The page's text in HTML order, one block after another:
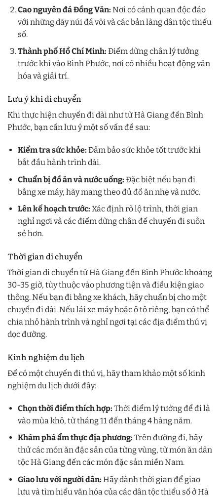
Cao nguyên đá Đồng Văn: Nơi có cảnh quan độc đáo
với những dãy núi đá vôi và các bản làng dân tộc thiểu
số.
Thành phố Hồ Chí Minh: Điểm dừng chân lý tưởng
trước khi vào Bình Phước, nơi có nhiều hoạt động văn
hóa và giải trí.
Lưu ý khi di chuyển
Khi thực hiện chuyến đi dài như từ Hà Giang đến Bình
Phước, bạn cần lưu ý một số vấn đề sau:
Kiểm tra sức khỏe: Đảm bảo sức khỏe tốt trước khi
bắt đầu hành trình dài.
Chuẩn bị đồ ăn và nước uống: Đặc biệt nếu bạn đi
bằng xe máy, hãy mang theo đủ đồ ăn nhẹ và nước.
Lên kế hoạch trước: Xác định rõ lộ trình, thời gian
nghỉ ngơi và các điểm dừng chân để chuyến đi suôn
sẻ hơn.
Thời gian di chuyển
Thời gian di chuyển từ Hà Giang đến Bình Phước khoảng
30-35 giờ, tùy thuộc vào phương tiện và điều kiện giao
thông. Nếu bạn đi bằng xe khách, hãy chuẩn bị cho một
chuyến đi dài. Nếu lái xe máy hoặc ô tô riêng, bạn có thể
chia nhỏ hành trình và nghỉ ngơi tại các địa điểm thú vị
dọc đường.
Kinh nghiệm du lịch
Để có một chuyến đi thú vị, hãy tham khảo một số kinh
nghiệm du lịch dưới đây:
Chọn thời điểm thích hợp: Thời điểm lý tưởng để đi là
vào mùa khô, từ tháng 11 đến tháng 4 hàng năm.
Khám phá ẩm thực địa phương: Trên đường đi, hãy
thử các món ăn đặc sản của từng vùng, từ món ăn dân
tộc Hà Giang đến các món đặc sản miền Nam.
Giao lưu với người dân: Hãy dành thời gian để giao
lưu và tìm hiểu văn hóa của các dân tộc thiểu số ở Hà